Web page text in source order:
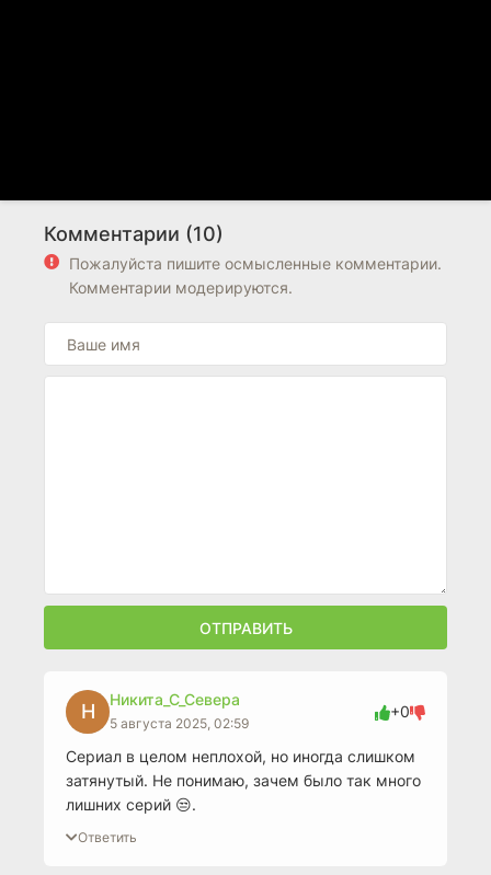
Комментарии (10)
Пожалуйста пишите осмысленные комментарии.
Комментарии модерируются.
ОТПРАВИТЬ
Н
Никита_С_Севера
5 августа 2025, 02:59
+0
Сериал в целом неплохой, но иногда слишком
затянутый. Не понимаю, зачем было так много
лишних серий 😒.
Ответить